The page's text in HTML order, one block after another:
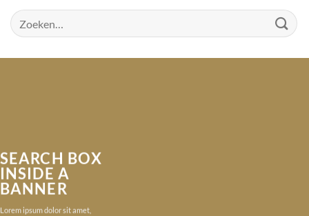
Zoeken
naar:
SEARCH BOX
INSIDE A
BANNER
Lorem ipsum dolor sit amet,